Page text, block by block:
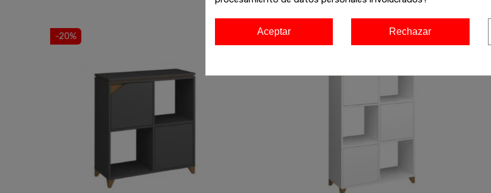
-20% -20%
Aceptar Rechazar